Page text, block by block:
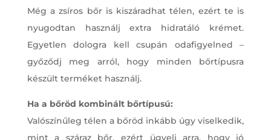
Még a zsíros bőr is kiszáradhat télen, ezért te is
nyugodtan használj extra hidratáló krémet.
Egyetlen dologra kell csupán odafigyelned –
győződj meg arról, hogy minden bőrtípusra
készült terméket használj.
Ha a bőröd kombinált bőrtípusú:
Valószínűleg télen a bőröd inkább úgy viselkedik,
mint a száraz bőr, ezért ügyelj arra, hogy jó